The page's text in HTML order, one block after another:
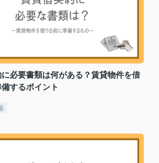
必要書類は何がある？賃貸物件を借
するポイント